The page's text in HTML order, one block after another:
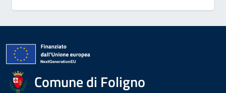
Comune di Foligno